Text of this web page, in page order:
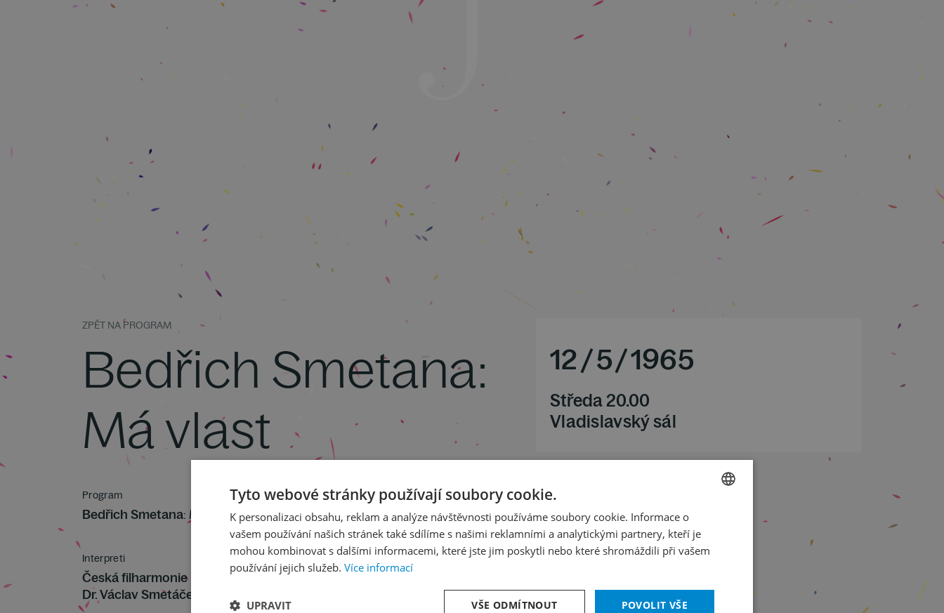
ZPĚT NA PROGRAM
Bedřich Smetana:
Má vlast
Program
Bedřich Smetana: Má vlast
Interpreti
Česká filharmonie
Dr. Václav Smetáček
12/5/1965
Středa 20.00
Vladislavský sál
ENGLISH
Tyto webové stránky používají soubory cookie.
K personalizaci obsahu, reklam a analýze návštěvnosti používáme soubory cookie. Informace o
vašem používání našich stránek také sdílíme s našimi reklamními a analytickými partnery, kteří je
mohou kombinovat s dalšími informacemi, které jste jim poskytli nebo které shromáždili při vašem
používání jejich služeb. Více informací
POVOLIT VŠE
VŠE ODMÍTNOUT
UPRAVIT